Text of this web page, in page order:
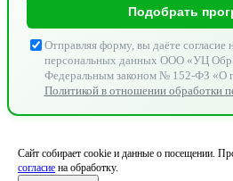
Подобрать
Отправляя форму, вы даёте согласие
персональных данных ООО «УЦ
Федеральным законом № 152-ФЗ «О
Политикой в отношении обработки
Сайт собирает cookie и данные о посещении.
согласие на обработку.